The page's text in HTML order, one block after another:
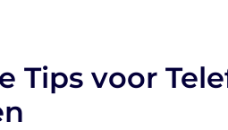
Tips voor